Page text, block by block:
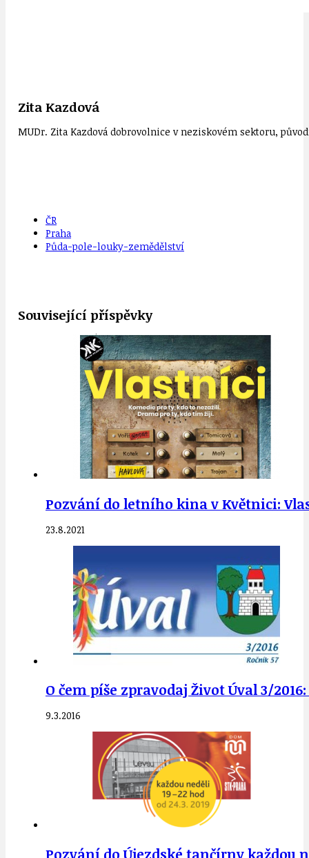
Zita Kazdová
MUDr. Zita Kazdová dobrovolnice v neziskovém sektoru,
ČR
Praha
Půda-pole-louky-zemědělství
Související příspěvky
Pozvání do letního kina v Květnici:
23.8.2021
O čem píše zpravodaj Život Úval 3/
9.3.2016
Pozvání do Újezdské tančírny každou